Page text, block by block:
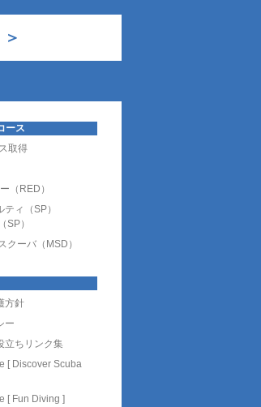
ース
取得
（RED）
ティ（SP）
SP）
クーバ（MSD）
方針
ー
立ちリンク集
[ Discover Scuba
[ Fun Diving ]